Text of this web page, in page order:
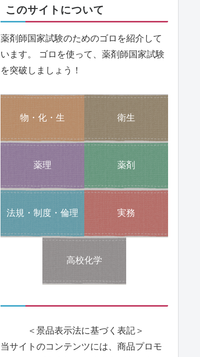
このサイトについて
薬剤師国家試験のためのゴロを紹介して
います。 ゴロを使って、薬剤師国家試験
を突破しましょう！
物・化・生 衛生
薬理 薬剤
法規・制度・倫理 実務
高校化学
＜景品表示法に基づく表記＞
当サイトのコンテンツには、商品プロモ